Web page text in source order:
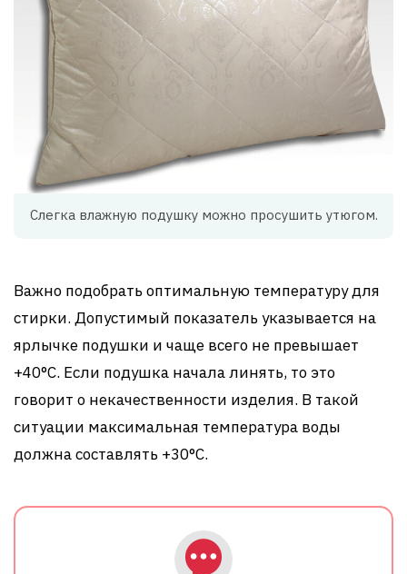
Слегка влажную подушку можно просушить утюгом.
Важно подобрать оптимальную температуру для
стирки. Допустимый показатель указывается на
ярлычке подушки и чаще всего не превышает
+40°C. Если подушка начала линять, то это
говорит о некачественности изделия. В такой
ситуации максимальная температура воды
должна составлять +30°C.